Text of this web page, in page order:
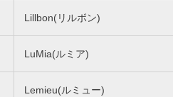
Lillbon(リルボン)
LuMia(ルミア)
Lemieu(ルミュー)